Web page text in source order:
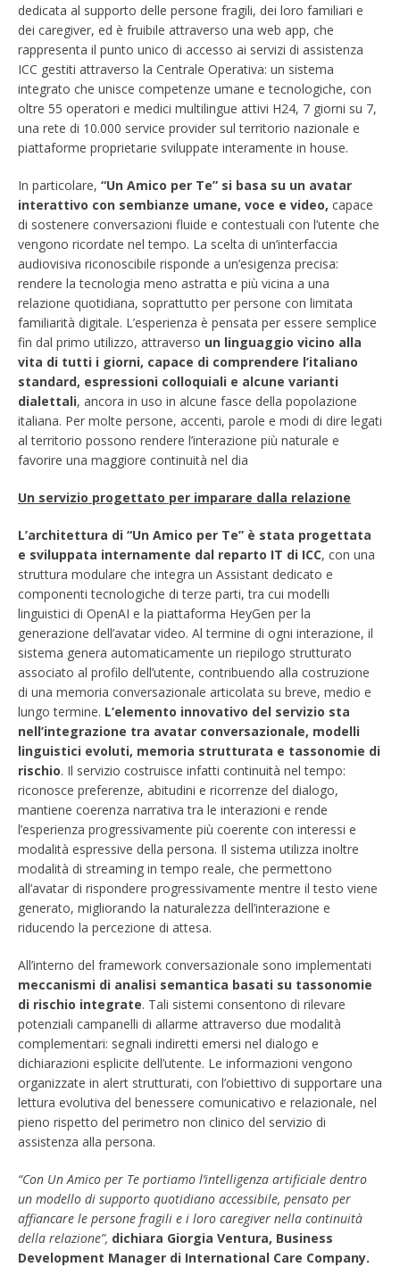
dedicata al supporto delle persone fragili, dei loro familiari e
dei caregiver, ed è fruibile attraverso una web app, che
rappresenta il punto unico di accesso ai servizi di assistenza
ICC gestiti attraverso la Centrale Operativa: un sistema
integrato che unisce competenze umane e tecnologiche, con
oltre 55 operatori e medici multilingue attivi H24, 7 giorni su 7,
una rete di 10.000 service provider sul territorio nazionale e
piattaforme proprietarie sviluppate interamente in house.
In particolare, “Un Amico per Te” si basa su un avatar
interattivo con sembianze umane, voce e video, capace
di sostenere conversazioni fluide e contestuali con l’utente che
vengono ricordate nel tempo. La scelta di un’interfaccia
audiovisiva riconoscibile risponde a un’esigenza precisa:
rendere la tecnologia meno astratta e più vicina a una
relazione quotidiana, soprattutto per persone con limitata
familiarità digitale. L’esperienza è pensata per essere semplice
fin dal primo utilizzo, attraverso un linguaggio vicino alla
vita di tutti i giorni, capace di comprendere l’italiano
standard, espressioni colloquiali e alcune varianti
dialettali, ancora in uso in alcune fasce della popolazione
italiana. Per molte persone, accenti, parole e modi di dire legati
al territorio possono rendere l’interazione più naturale e
favorire una maggiore continuità nel dia
Un servizio progettato per imparare dalla relazione
L’architettura di “Un Amico per Te” è stata progettata
e sviluppata internamente dal reparto IT di ICC, con una
struttura modulare che integra un Assistant dedicato e
componenti tecnologiche di terze parti, tra cui modelli
linguistici di OpenAI e la piattaforma HeyGen per la
generazione dell’avatar video. Al termine di ogni interazione, il
sistema genera automaticamente un riepilogo strutturato
associato al profilo dell’utente, contribuendo alla costruzione
di una memoria conversazionale articolata su breve, medio e
lungo termine. L’elemento innovativo del servizio sta
nell’integrazione tra avatar conversazionale, modelli
linguistici evoluti, memoria strutturata e tassonomie di
rischio. Il servizio costruisce infatti continuità nel tempo:
riconosce preferenze, abitudini e ricorrenze del dialogo,
mantiene coerenza narrativa tra le interazioni e rende
l’esperienza progressivamente più coerente con interessi e
modalità espressive della persona. Il sistema utilizza inoltre
modalità di streaming in tempo reale, che permettono
all’avatar di rispondere progressivamente mentre il testo viene
generato, migliorando la naturalezza dell’interazione e
riducendo la percezione di attesa.
All’interno del framework conversazionale sono implementati
meccanismi di analisi semantica basati su tassonomie
di rischio integrate. Tali sistemi consentono di rilevare
potenziali campanelli di allarme attraverso due modalità
complementari: segnali indiretti emersi nel dialogo e
dichiarazioni esplicite dell’utente. Le informazioni vengono
organizzate in alert strutturati, con l’obiettivo di supportare una
lettura evolutiva del benessere comunicativo e relazionale, nel
pieno rispetto del perimetro non clinico del servizio di
assistenza alla persona.
“Con Un Amico per Te portiamo l’intelligenza artificiale dentro
un modello di supporto quotidiano accessibile, pensato per
affiancare le persone fragili e i loro caregiver nella continuità
della relazione”, dichiara Giorgia Ventura, Business
Development Manager di International Care Company.